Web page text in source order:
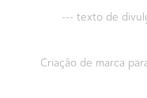
--- texto de
Criação de marca